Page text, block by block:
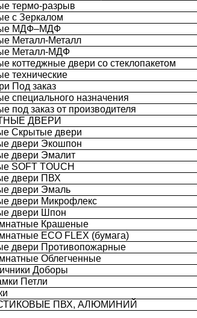
термо-разрыв
с Зеркалом
МДФ–МДФ
Металл-Металл
Металл-МДФ
коттеджные двери со стеклопакетом
технические
Под заказ
специального назначения
под заказ от производителя
ДВЕРИ
Скрытые двери
двери Экошпон
двери Эмалит
SOFT TOUCH
двери ПВХ
двери Эмаль
двери Микрофлекс
двери Шпон
Крашеные
ECO FLEX (бумага)
двери Противопожарные
Облегченные
Доборы
Петли
ПВХ, АЛЮМИНИЙ